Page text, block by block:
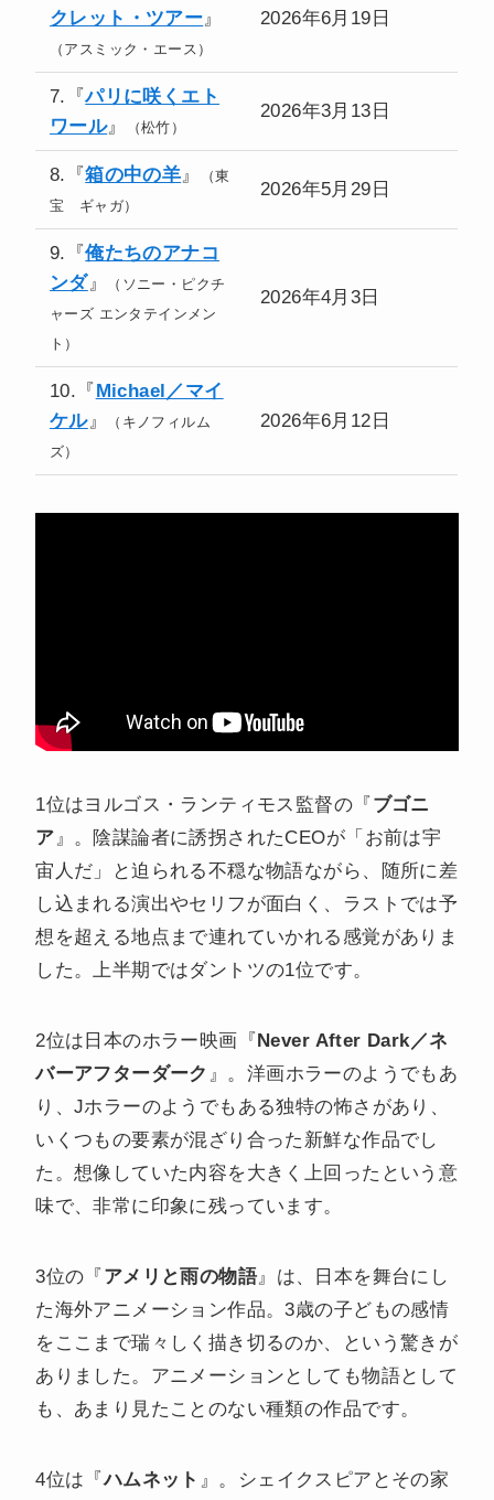
クレット・ツアー』
（アスミック・エース）
2026年6月19日
7.『パリに咲くエト
ワール』 （松竹）
2026年3月13日
8.『箱の中の羊』
（東
宝 ギャガ）
2026年5月29日
9.『俺たちのアナコ
ンダ』
（ソニー・ピクチ
ャーズ エンタテインメン
ト）
2026年4月3日
10.『 Michael／マイ
ケル』
（キノフィルム
ズ）
2026年6月12日
1位はヨルゴス・ランティモス監督の『 ブゴニ
ア』。陰謀論者に誘拐されたCEOが「お前は宇
宙人だ」と迫られる不穏な物語ながら、随所に差
し込まれる演出やセリフが面白く、ラストでは予
想を超える地点まで連れていかれる感覚がありま
した。上半期ではダントツの1位です。
2位は日本のホラー映画『Never After Dark／ネ
バーアフターダーク 』。洋画ホラーのようでもあ
り、Jホラーのようでもある独特の怖さがあり、
いくつもの要素が混ざり合った新鮮な作品でし
た。想像していた内容を大きく上回ったという意
味で、非常に印象に残っています。
3位の『 アメリと雨の物語』は、日本を舞台にし
た海外アニメーション作品。3歳の子どもの感情
をここまで瑞々しく描き切るのか、という驚きが
ありました。アニメーションとしても物語として
も、あまり見たことのない種類の作品です。
4位は『ハムネット 』。シェイクスピアとその家